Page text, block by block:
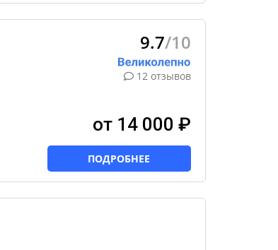
9.7/10
12 отзывов
от 14 000 ₽
ПОДРОБНЕЕ